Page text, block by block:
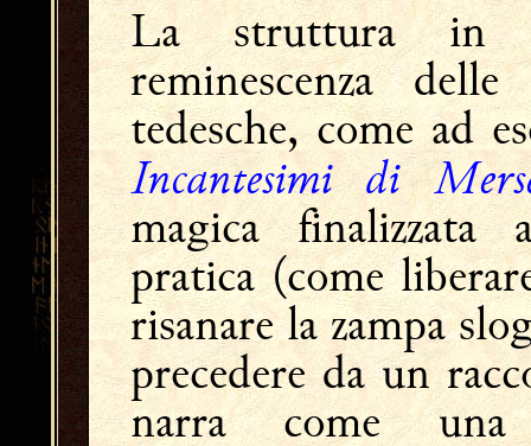
La struttura in
reminescenza
tedesche, come ad
Incantesimi di
magica finalizzata
pratica (come
risanare la zampa
precedere da un
narra come